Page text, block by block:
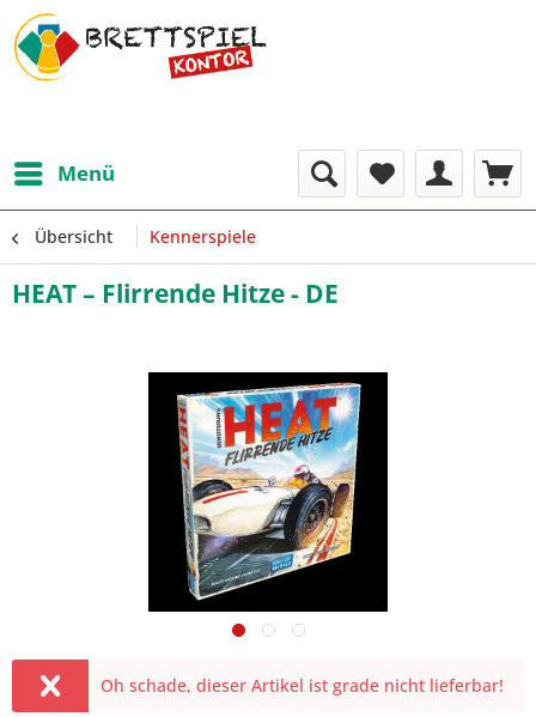
Menü
Übersicht Kennerspiele
HEAT – Flirrende Hitze - DE
Oh schade, dieser Artikel ist grade nicht lieferbar!